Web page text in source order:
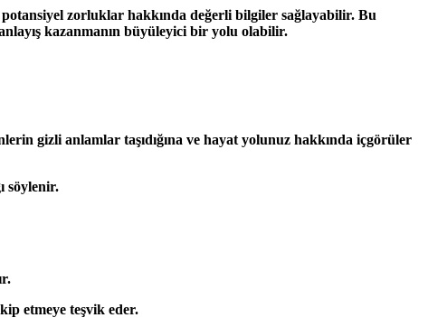
zorluklar hakkında değerli bilgiler sağlayabilir. Bu
kazanmanın büyüleyici bir yolu olabilir.
gizli anlamlar taşıdığına ve hayat yolunuz hakkında içgörüler
söylenir.
etmeye teşvik eder.